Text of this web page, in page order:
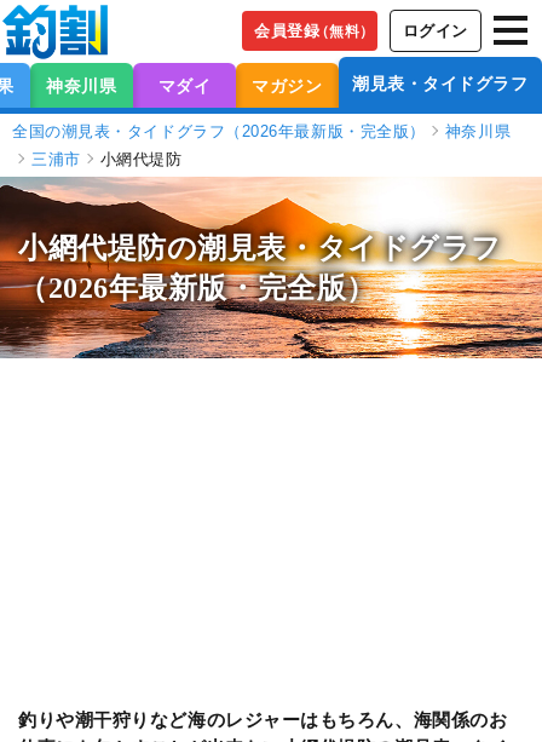
会員登録（無料） ログイン
神奈川県 マダイ マガジン 潮見表・タイドグラフ
全国の潮見表・タイドグラフ（2026年最新版・完全版）
神奈川県
三浦市
小網代堤防
小網代堤防の潮見表・タイドグラフ
（2026年最新版・完全版）
釣りや潮干狩りなど海のレジャーはもちろん、海関係のお